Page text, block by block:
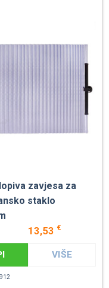
zavjesa za
staklo
13,53 €
VIŠE